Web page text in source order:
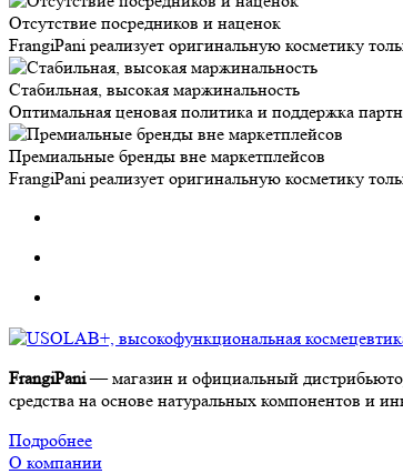
Отсутствие посредников и наценок
FrangiPani реализует оригинальную косметику
Стабильная, высокая маржинальность
Оптимальная ценовая политика и поддержка
Премиальные бренды вне маркетплейсов
FrangiPani реализует оригинальную косметику
FrangiPani— магазин и официальный
средства на основе натуральных компонентов и
Подробнее
О компании